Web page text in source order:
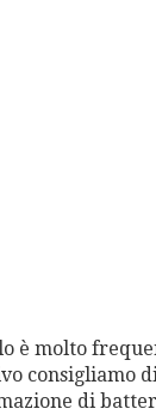
è molto
consigliamo
di